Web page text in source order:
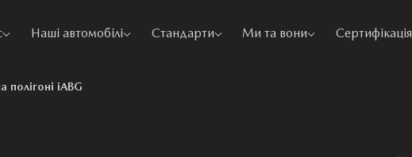
Наші автомобілі Стандарти Ми та вони Сертифікація
полігоні iABG